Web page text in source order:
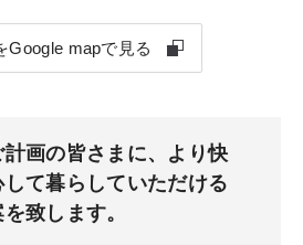
Google mapで見る
画の皆さまに、より快
て暮らしていただける
致します。